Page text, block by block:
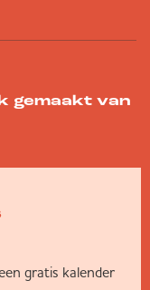
gemaakt van
gratis kalender